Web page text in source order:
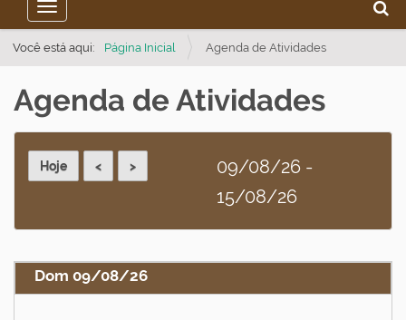
Toggle navigation
Você está aqui: Página Inicial Agenda de Atividades
Agenda de Atividades
09/08/26 -
15/08/26
Dom 09/08/26